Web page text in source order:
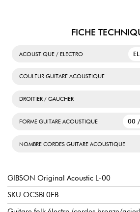
FICHE
ACOUSTIQUE / ELECTRO
COULEUR GUITARE ACOUSTIQUE
DROITIER / GAUCHER
FORME GUITARE ACOUSTIQUE 00
NOMBRE CORDES GUITARE ACOUSTIQUE
GIBSON Original Acoustic L-00
SKU OCSBL0EB